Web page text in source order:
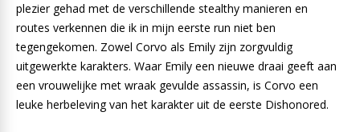
plezier gehad met de verschillende stealthy manieren en
routes verkennen die ik in mijn eerste run niet ben
tegengekomen. Zowel Corvo als Emily zijn zorgvuldig
uitgewerkte karakters. Waar Emily een nieuwe draai geeft aan
een vrouwelijke met wraak gevulde assassin, is Corvo een
leuke herbeleving van het karakter uit de eerste Dishonored.